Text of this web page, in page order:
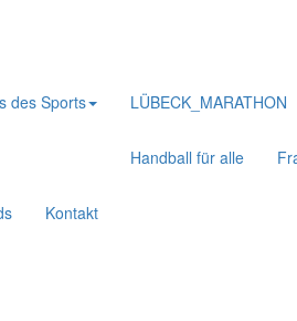
des Sports LÜBECK_MARATHON
Handball für alle
Kontakt